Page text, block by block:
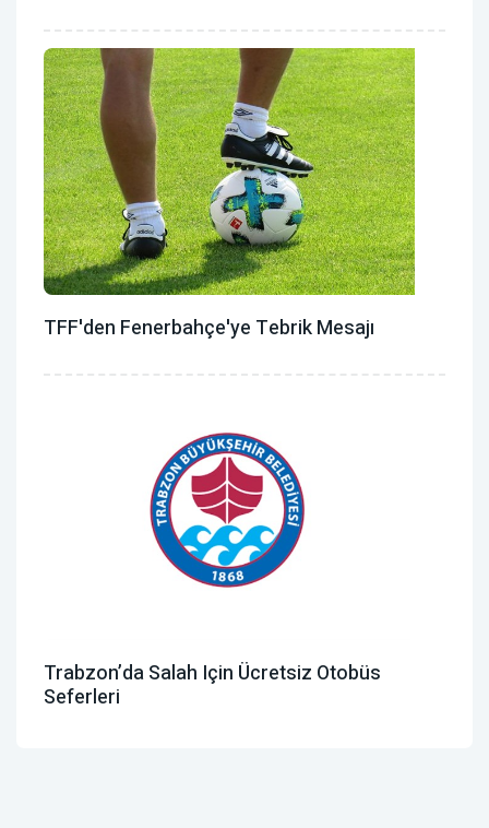
TFF'den Fenerbahçe'ye Tebrik Mesajı
Trabzon’da Salah Için Ücretsiz Otobüs
Seferleri